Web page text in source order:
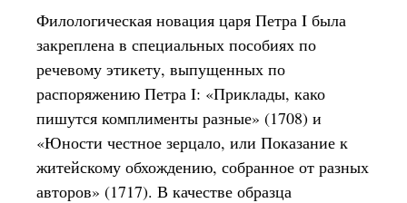
Филологическая новация царя Петра I была
закреплена в специальных пособиях по
речевому этикету, выпущенных по
распоряжению Петра I: «Приклады, како
пишутся комплименты разные» (1708) и
«Юности честное зерцало, или Показание к
житейскому обхождению, собранное от разных
авторов» (1717). В качестве образца